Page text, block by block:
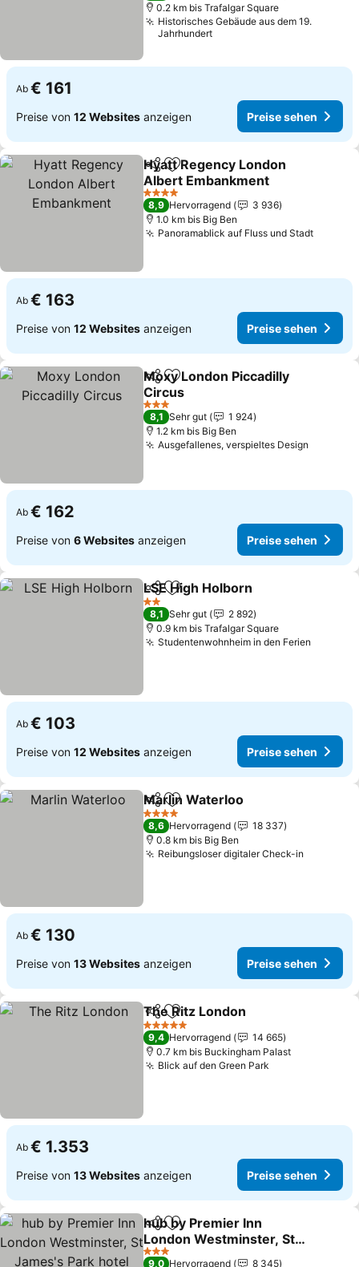
0.2 km bis Trafalgar Square
Historisches Gebäude aus dem 19.
Jahrhundert
Ab € 161
Preise von 12 Websites anzeigen Preise sehen
TeilenZu Favoriten hinzufügen
Hyatt Regency London
Albert Embankment
4 Sterne
8,9 Hervorragend
3 936
1.0 km bis Big Ben
Panoramablick auf Fluss und Stadt
Ab € 163
Preise von 12 Websites anzeigen Preise sehen
TeilenZu Favoriten hinzufügen
Moxy London Piccadilly
Circus
3 Sterne
8,1 Sehr gut
1 924
1.2 km bis Big Ben
Ausgefallenes, verspieltes Design
Ab € 162
Preise von 6 Websites anzeigen Preise sehen
TeilenZu Favoriten hinzufügen
LSE High Holborn
2 Sterne
8,1 Sehr gut
2 892
0.9 km bis Trafalgar Square
Studentenwohnheim in den Ferien
Ab € 103
Preise von 12 Websites anzeigen Preise sehen
TeilenZu Favoriten hinzufügen
Marlin Waterloo
4 Sterne
8,6 Hervorragend
18 337
0.8 km bis Big Ben
Reibungsloser digitaler Check-in
Ab € 130
Preise von 13 Websites anzeigen Preise sehen
TeilenZu Favoriten hinzufügen
The Ritz London
5 Sterne
9,4 Hervorragend
14 665
0.7 km bis Buckingham Palast
Blick auf den Green Park
Ab € 1.353
Preise von 13 Websites anzeigen Preise sehen
TeilenZu Favoriten hinzufügen
hub by Premier Inn
London Westminster, St
James's Park hotel
3 Sterne
9,0 Hervorragend 8 345